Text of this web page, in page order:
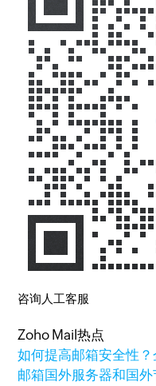
咨询人工客服
Zoho Mail热点
如何提高邮箱安全性
邮箱国外服务器和国